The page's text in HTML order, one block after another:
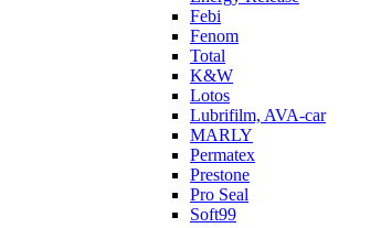
Febi
Fenom
Total
K&W
Lotos
Lubrifilm, AVA-car
MARLY
Permatex
Prestone
Pro Seal
Soft99